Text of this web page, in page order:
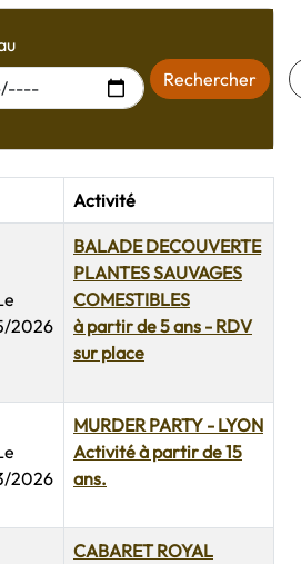
Rechercher
Activité
2026
BALADE DECOUVERTE
PLANTES SAUVAGES
COMESTIBLES
à partir de 5 ans - RDV
sur place
2026
MURDER PARTY - LYON
Activité à partir de 15
ans.
CABARET ROYAL